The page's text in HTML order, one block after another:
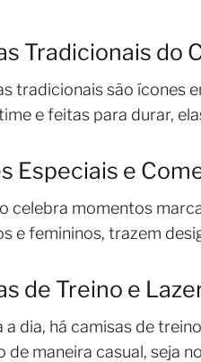
Tradicionais do
tradicionais são ícones
e feitas para durar,
Especiais e
celebra momentos
e femininos, trazem
de Treino e
a dia, há camisas de
de maneira casual, seja